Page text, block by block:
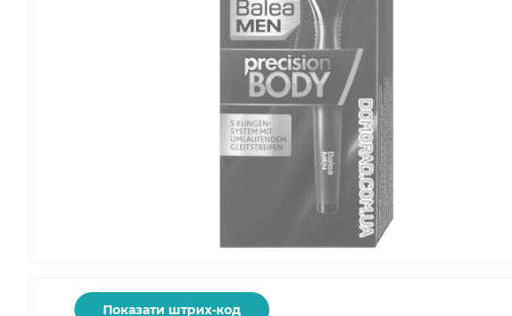
Показати штрих-код